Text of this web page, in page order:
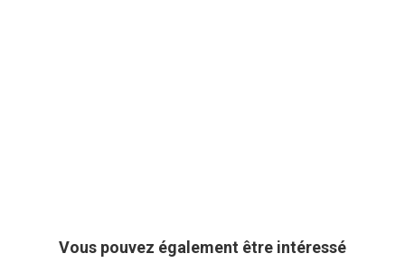
Vous pouvez également être intéressé